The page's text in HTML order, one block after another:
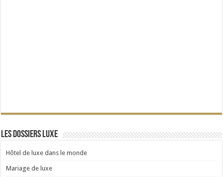
Les dossiers Luxe
Hôtel de luxe dans le monde
Mariage de luxe